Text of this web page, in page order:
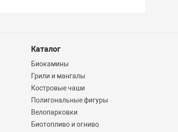
Каталог
Биокамины
Грили и мангалы
Костровые чаши
Полигональные фигуры
Велопарковки
Биотопливо и огниво